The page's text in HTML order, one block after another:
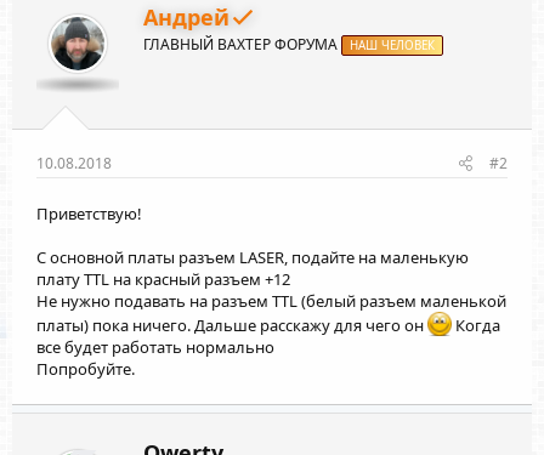
Андрей
ГЛАВНЫЙ ВАХТЕР ФОРУМА НАШ ЧЕЛОВЕК
10.08.2018 #2
Приветствую!
С основной платы разъем LASER, подайте на маленькую
плату TTL на красный разъем +12
Не нужно подавать на разъем TTL (белый разъем маленькой
платы) пока ничего. Дальше расскажу для чего он
Когда
все будет работать нормально
Попробуйте.